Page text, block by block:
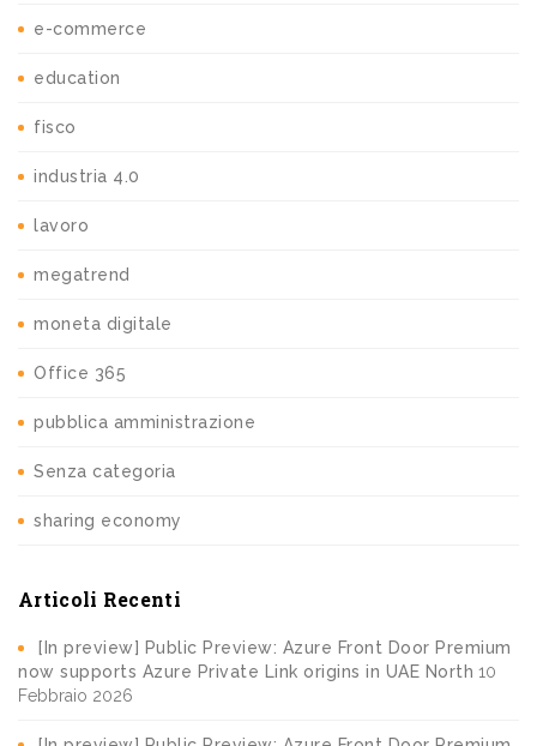
e-commerce
education
fisco
industria 4.0
lavoro
megatrend
moneta digitale
Office 365
pubblica amministrazione
Senza categoria
sharing economy
Articoli Recenti
[In preview] Public Preview: Azure Front Door Premium
now supports Azure Private Link origins in UAE North 10
Febbraio 2026